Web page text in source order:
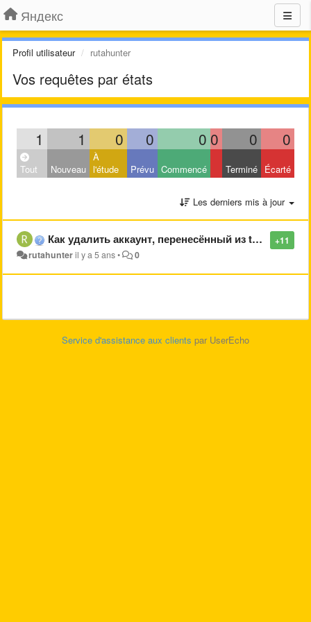
Яндекс
Profil utilisateur rutahunter
Vos requêtes par états
1 1 0 0 0 0 0 0
Tout Nouveau
À
l'étude
Prévu Commencé Terminé Écarté
Les derniers mis à jour
+11
Как удалить аккаунт, перенесённый из tut.by?
rutahunteril y a 5 ans• 0
Service d'assistance aux clients par UserEcho